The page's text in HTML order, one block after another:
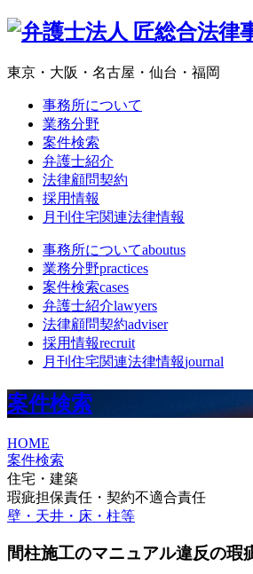
東京・大阪・名古屋・仙台・福岡
事務所について
業務分野
案件検索
弁護士紹介
法律顧問契約
採用情報
月刊住宅関連法律情報
事務所についてaboutus
業務分野practices
案件検索cases
弁護士紹介lawyers
法律顧問契約adviser
採用情報recruit
月刊住宅関連法律情報journal
案件検索
HOME
案件検索
住宅・建築
瑕疵担保責任・契約不適合責任
壁・天井・床・柱等
間柱施工のマニュアル違反の瑕